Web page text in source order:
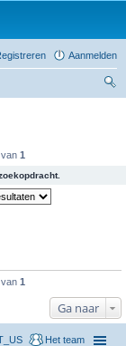
Aanmelden
van 1
van 1
Ga naar
Het team